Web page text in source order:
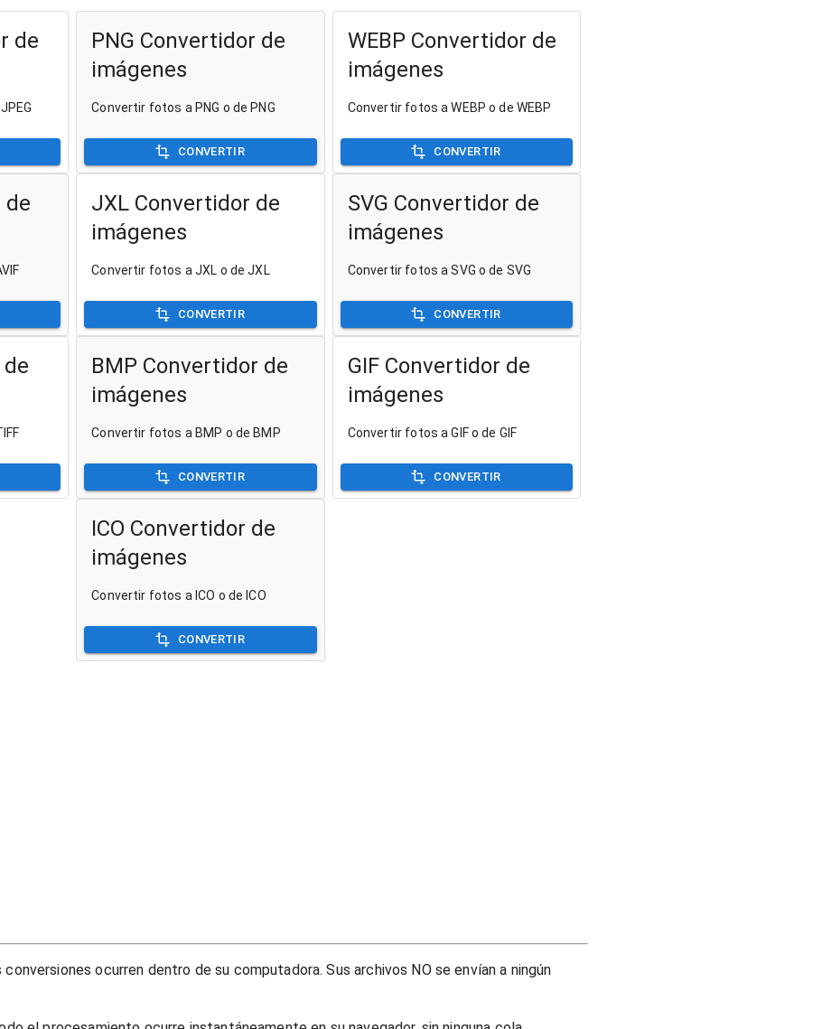
de
PNG Convertidor de
imágenes
Convertir fotos a PNG o de PNG
CONVERTIR
WEBP Convertidor de
imágenes
Convertir fotos a WEBP o de WEBP
CONVERTIR
de
JXL Convertidor de
imágenes
Convertir fotos a JXL o de JXL
CONVERTIR
SVG Convertidor de
imágenes
Convertir fotos a SVG o de SVG
CONVERTIR
BMP Convertidor de
imágenes
Convertir fotos a BMP o de BMP
CONVERTIR
GIF Convertidor de
imágenes
Convertir fotos a GIF o de GIF
CONVERTIR
ICO Convertidor de
imágenes
Convertir fotos a ICO o de ICO
CONVERTIR
conversiones ocurren dentro de su computadora. Sus archivos NO se envían a ningún